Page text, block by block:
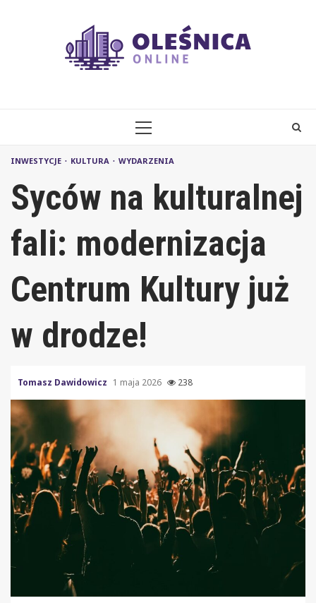
PRIMARY
INWESTYCJE KULTURA WYDARZENIA
Syców na kulturalnej
fali: modernizacja
Centrum Kultury już
w drodze!
Tomasz Dawidowicz 1 maja 2026 238